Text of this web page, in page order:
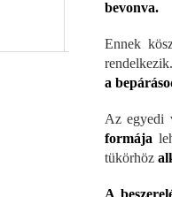
bevonva.
Ennek
a
Az egyedi
formája
tükörhöz